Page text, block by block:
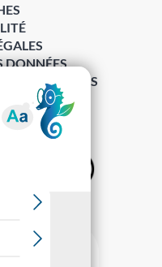
›
DONNÉES
DES COOKIES